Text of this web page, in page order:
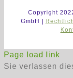
Copyright
GmbH |
Page load link
Sie verlassen